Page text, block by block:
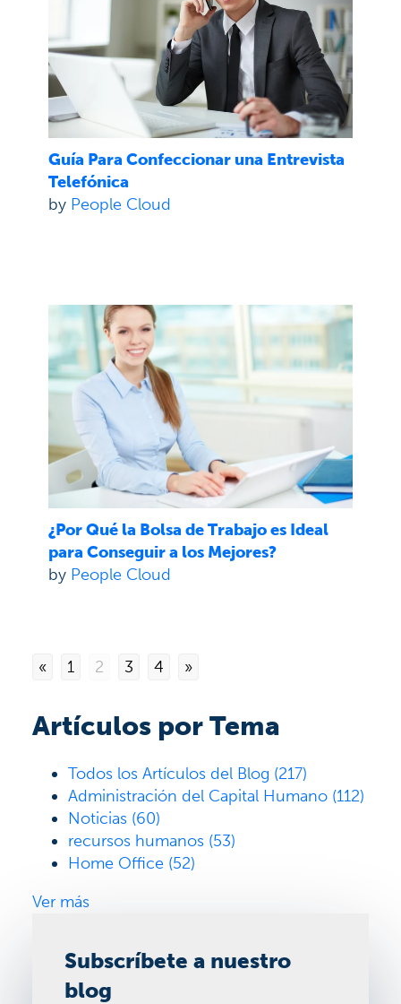
Guía Para Confeccionar una Entrevista
Telefónica
by People Cloud
¿Por Qué la Bolsa de Trabajo es Ideal
para Conseguir a los Mejores?
by People Cloud
« 1 2 3 4 »
Artículos por Tema
Todos los Artículos del Blog (217)
Administración del Capital Humano (112)
Noticias (60)
recursos humanos (53)
Home Office (52)
Ver más
Subscríbete a nuestro
blog